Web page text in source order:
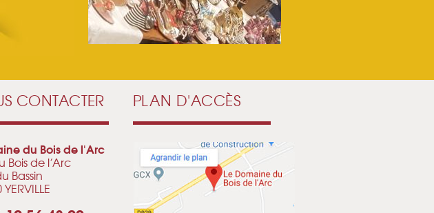
CONTACTER
du Bois de l'Arc
Bois de l’Arc
Bassin
PLAN D'ACCÈS